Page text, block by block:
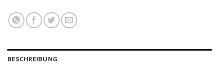
BESCHREIBUNG